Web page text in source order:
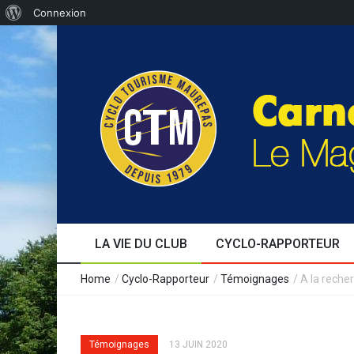
LA VIE DU CLUB CYCLO-RAPPORTEUR
Home / Cyclo-Rapporteur / Témoignages / A la
Témoignages 13 JUIN 2020
Connexion